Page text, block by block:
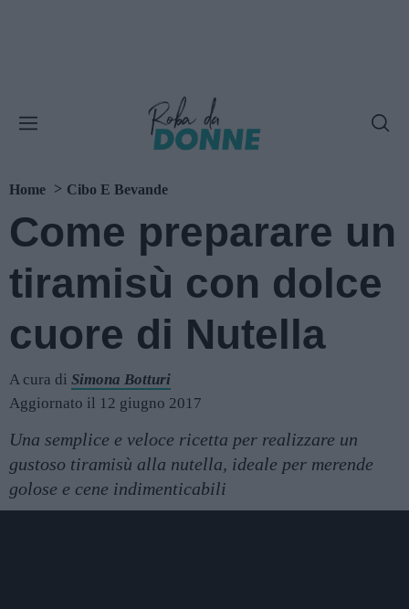
Home Cibo E Bevande
Come preparare un
tiramisù con dolce
cuore di Nutella
A cura di Simona Botturi
Aggiornato il 12 giugno 2017
Una semplice e veloce ricetta per realizzare un
gustoso tiramisù alla nutella, ideale per merende
golose e cene indimenticabili